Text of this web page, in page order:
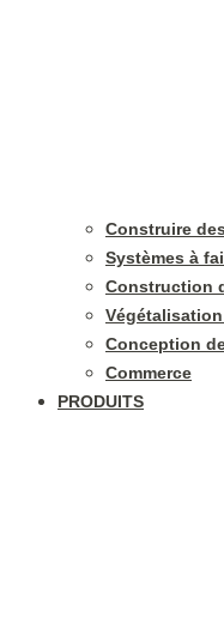
Construire
Systèmes à
Construction
Conception
Commerce
PRODUITS